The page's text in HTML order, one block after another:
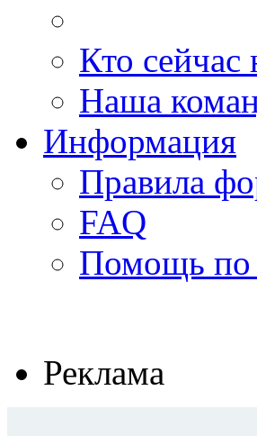
Кто
Наша
Информация
Правила
FAQ
Помощь по
Реклама